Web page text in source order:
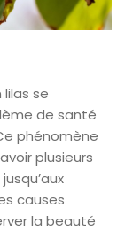
se
de santé
phénomène
plusieurs
causes
la beauté